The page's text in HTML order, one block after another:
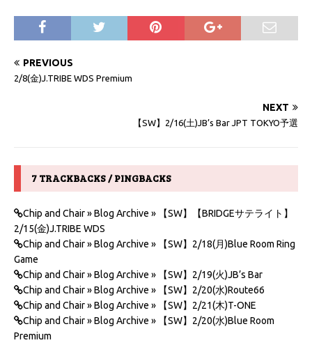
PREVIOUS
2/8(金)J.TRIBE WDS Premium
NEXT
【SW】2/16(土)JB’s Bar JPT TOKYO予選
7 TRACKBACKS / PINGBACKS
Chip and Chair » Blog Archive » 【SW】【BRIDGEサテライト】
2/15(金)J.TRIBE WDS
Chip and Chair » Blog Archive » 【SW】2/18(月)Blue Room Ring
Game
Chip and Chair » Blog Archive » 【SW】2/19(火)JB’s Bar
Chip and Chair » Blog Archive » 【SW】2/20(水)Route66
Chip and Chair » Blog Archive » 【SW】2/21(木)T-ONE
Chip and Chair » Blog Archive » 【SW】2/20(水)Blue Room
Premium